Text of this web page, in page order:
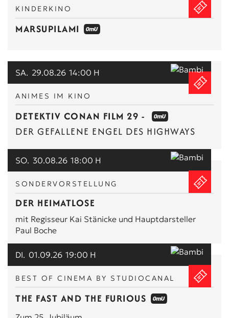
KINDERKINO
MARSUPILAMI
ANIMES IM KINO
DETEKTIV CONAN FILM 29 -
DER GEFALLENE ENGEL DES HIGHWAYS
SA. 29.08.26 14:00 H
SONDERVORSTELLUNG
DER HEIMATLOSE
mit Regisseur Kai Stänicke und Hauptdarsteller
Paul Boche
SO. 30.08.26 18:00 H
BEST OF CINEMA BY STUDIOCANAL
THE FAST AND THE FURIOUS
DI. 01.09.26 19:00 H